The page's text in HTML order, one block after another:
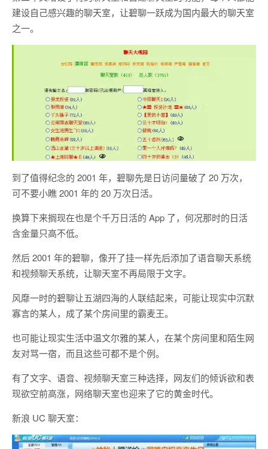
建设自己感兴趣的聊天室，让碧聊一跃成为国内最大的聊天室
之一。
到了值得纪念的 2001 年，碧聊先是日访问量破了 20 万次，
可不要小瞧 2001 年的 20 万次日活。
换算下来搁现在也是个千万日活的 App 了，何况那时的日活
含金量只高不低。
然后 2001 年的碧聊，像开了挂一样先后添加了语音聊天系统
和视频聊天系统，让聊天室不再局限于文字。
风靡一时的碧聊让五湖四海的人联结起来，可能让现实中沉默
寡言的某人，成了某个房间里的霸麦王。
也可能让现实生活中温文尔雅的某人，在某个房间里和陌生网
友对骂一宿，而且这些可都不是个例。
有了文字、语音、视频聊天室三种选择，网友们的倾诉欲和表
现欲空前高涨，网络聊天室也迎来了它的黄金时代。
新浪 UC 聊天室：